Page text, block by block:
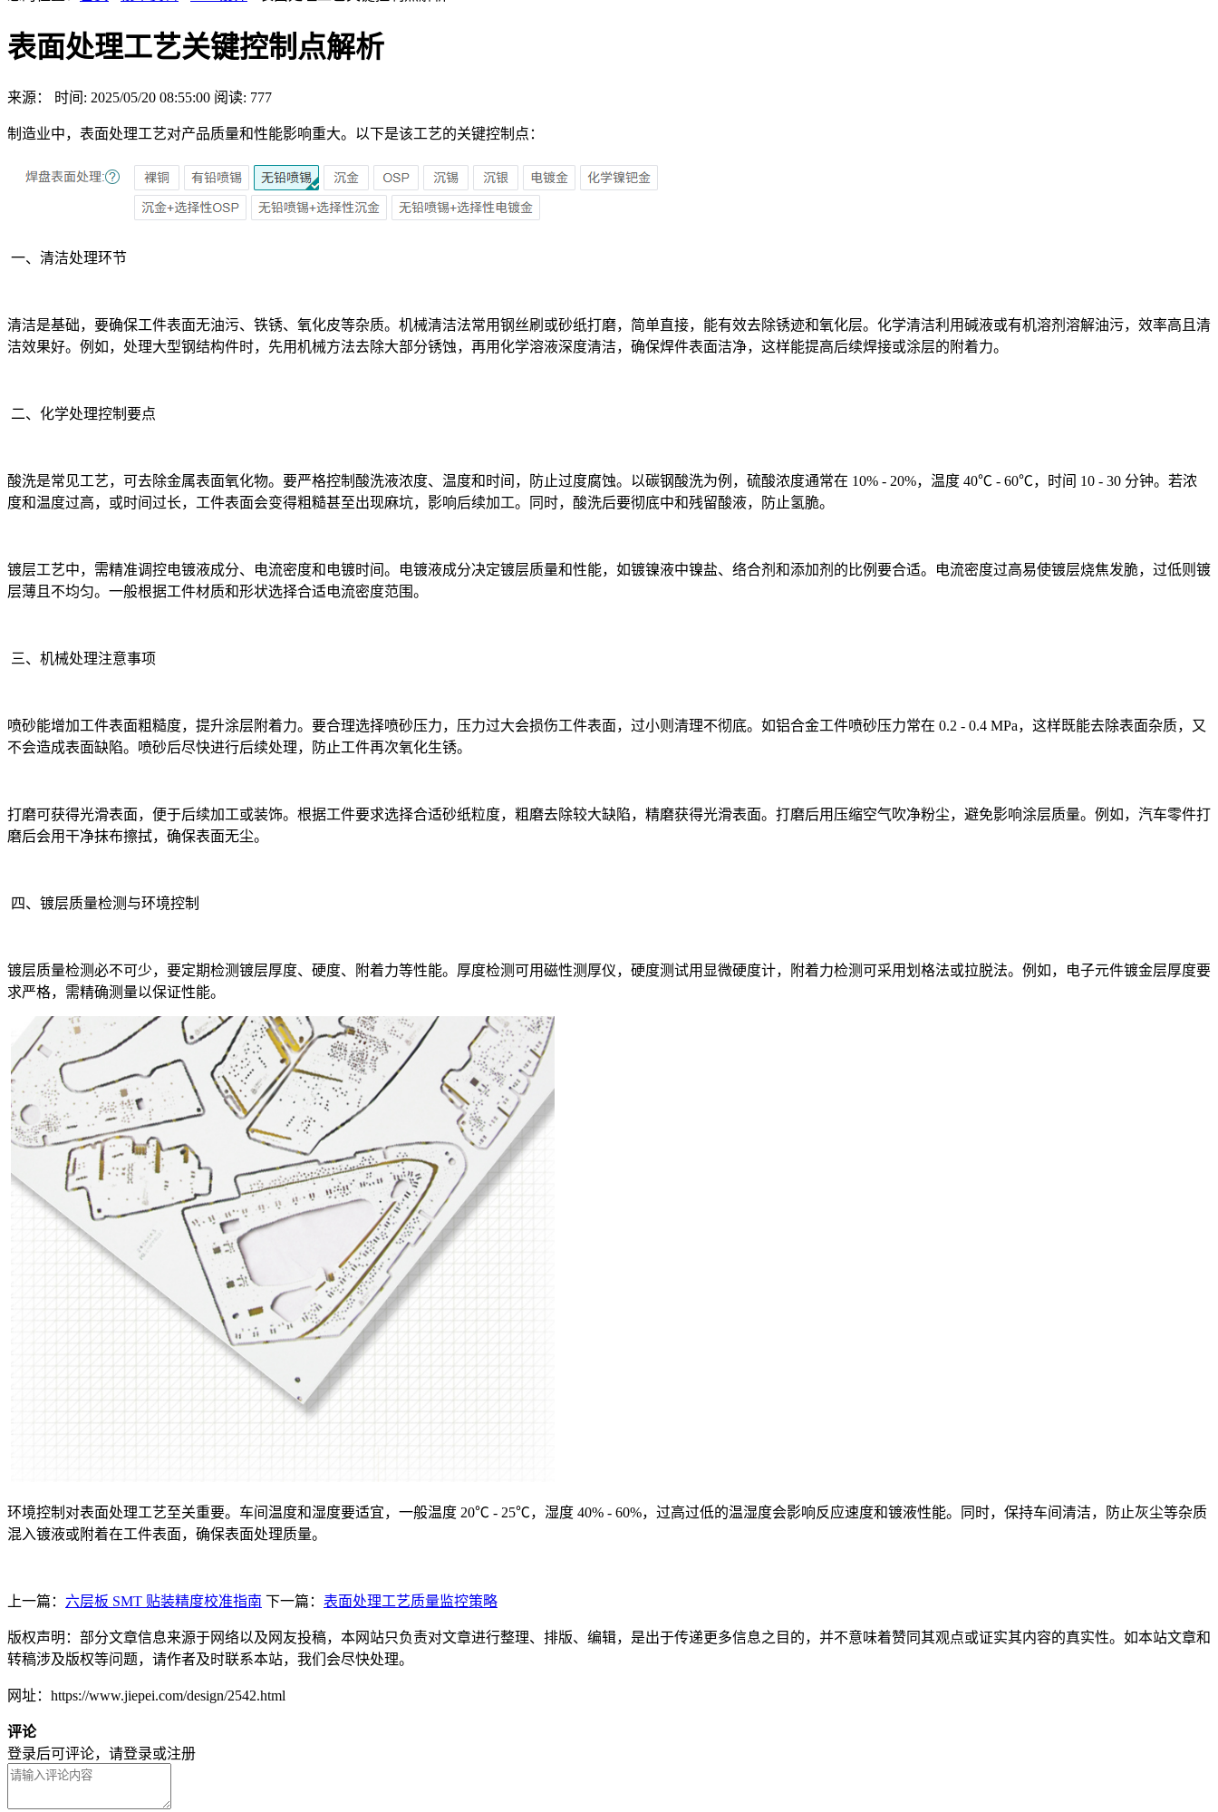
表面处理工艺关键控制点解析
来源： 时间: 2025/05/20 08:55:00 阅读: 777
制造业中，表面处理工艺对产品质量和性能影响重大。以下是该工艺的关键控制点：
一、清洁处理环节
清洁是基础，要确保工件表面无油污、铁锈、氧化皮等杂质。机械清洁法常用钢丝刷或砂纸打磨，简单直接，能有效去除锈迹和氧化层。化学清洁利用碱液或有机溶剂溶解油污，效率高且清
洁效果好。例如，处理大型钢结构件时，先用机械方法去除大部分锈蚀，再用化学溶液深度清洁，确保焊件表面洁净，这样能提高后续焊接或涂层的附着力。
二、化学处理控制要点
酸洗是常见工艺，可去除金属表面氧化物。要严格控制酸洗液浓度、温度和时间，防止过度腐蚀。以碳钢酸洗为例，硫酸浓度通常在 10% - 20%，温度 40℃ - 60℃，时间 10 - 30 分钟。若浓
度和温度过高，或时间过长，工件表面会变得粗糙甚至出现麻坑，影响后续加工。同时，酸洗后要彻底中和残留酸液，防止氢脆。
镀层工艺中，需精准调控电镀液成分、电流密度和电镀时间。电镀液成分决定镀层质量和性能，如镀镍液中镍盐、络合剂和添加剂的比例要合适。电流密度过高易使镀层烧焦发脆，过低则镀
层薄且不均匀。一般根据工件材质和形状选择合适电流密度范围。
三、机械处理注意事项
喷砂能增加工件表面粗糙度，提升涂层附着力。要合理选择喷砂压力，压力过大会损伤工件表面，过小则清理不彻底。如铝合金工件喷砂压力常在 0.2 - 0.4 MPa，这样既能去除表面杂质，又
不会造成表面缺陷。喷砂后尽快进行后续处理，防止工件再次氧化生锈。
打磨可获得光滑表面，便于后续加工或装饰。根据工件要求选择合适砂纸粒度，粗磨去除较大缺陷，精磨获得光滑表面。打磨后用压缩空气吹净粉尘，避免影响涂层质量。例如，汽车零件打
磨后会用干净抹布擦拭，确保表面无尘。
四、镀层质量检测与环境控制
镀层质量检测必不可少，要定期检测镀层厚度、硬度、附着力等性能。厚度检测可用磁性测厚仪，硬度测试用显微硬度计，附着力检测可采用划格法或拉脱法。例如，电子元件镀金层厚度要
求严格，需精确测量以保证性能。
环境控制对表面处理工艺至关重要。车间温度和湿度要适宜，一般温度 20℃ - 25℃，湿度 40% - 60%，过高过低的温湿度会影响反应速度和镀液性能。同时，保持车间清洁，防止灰尘等杂质
混入镀液或附着在工件表面，确保表面处理质量。
上一篇： 六层板 SMT 贴装精度校准指南 下一篇： 表面处理工艺质量监控策略
版权声明：部分文章信息来源于网络以及网友投稿，本网站只负责对文章进行整理、排版、编辑，是出于传递更多信息之目的，并不意味着赞同其观点或证实其内容的真实性。如本站文章和
转稿涉及版权等问题，请作者及时联系本站，我们会尽快处理。
网址：https://www.jiepei.com/design/2542.html
评论
登录后可评论，请登录或注册